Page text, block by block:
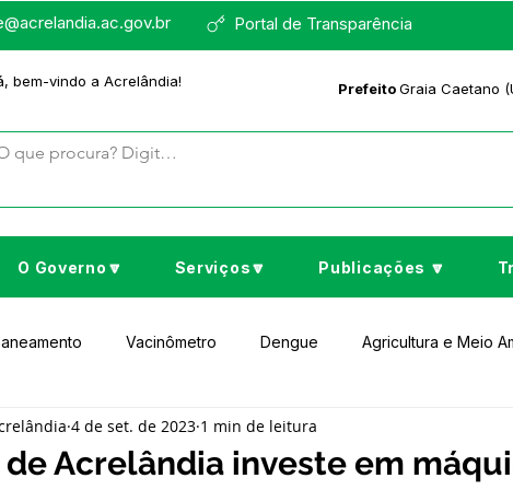
Portal de Transparência
bem-vindo a Acrelândia! PrefeitoGraia Caetano
O Governo🔽 Serviços🔽 Publicações 🔽
Vacinômetro Dengue Agricultura e Meio
Cultura e Lazer Educação
Acrelândia investe em
4 de set. de 2023 1 min de leitura